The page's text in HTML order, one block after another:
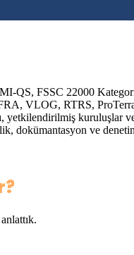
FSSC 22000
VLOG, RTRS,
kuruluşlar
dokümantasyon ve